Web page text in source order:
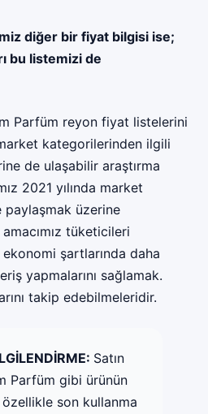
diğer bir fiyat bilgisi ise;
bu listemizi de
Parfüm reyon fiyat listelerini
kategorilerinden ilgili
de ulaşabilir araştırma
2021 yılında market
paylaşmak üzerine
tüketicileri
şartlarında daha
yapmalarını sağlamak.
takip edebilmeleridir.
Satın
Parfüm gibi ürünün
özellikle son kullanma